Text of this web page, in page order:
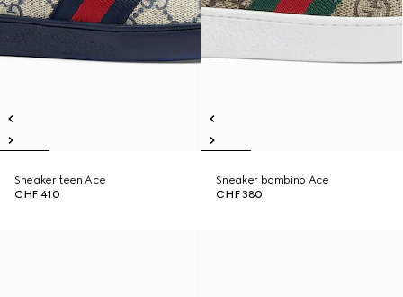
Sneaker teen Ace
CHF 410
Sneaker bambino Ace
CHF 380